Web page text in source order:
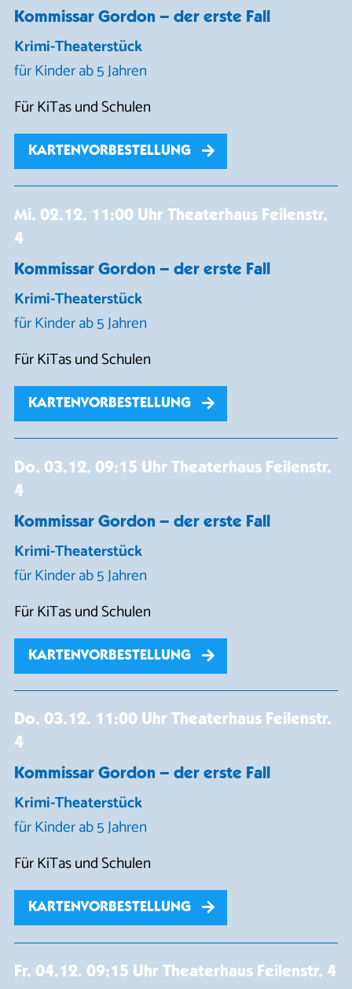
Kommissar Gordon – der erste Fall
Krimi-Theaterstück
für Kinder ab 5 Jahren
Für KiTas und Schulen
KARTENVORBESTELLUNG
Mi. 02.12. 11:00 UhrTheaterhaus Feilenstr.
4
Kommissar Gordon – der erste Fall
Krimi-Theaterstück
für Kinder ab 5 Jahren
Für KiTas und Schulen
KARTENVORBESTELLUNG
Do. 03.12. 09:15 UhrTheaterhaus Feilenstr.
4
Kommissar Gordon – der erste Fall
Krimi-Theaterstück
für Kinder ab 5 Jahren
Für KiTas und Schulen
KARTENVORBESTELLUNG
Do. 03.12. 11:00 UhrTheaterhaus Feilenstr.
4
Kommissar Gordon – der erste Fall
Krimi-Theaterstück
für Kinder ab 5 Jahren
Für KiTas und Schulen
KARTENVORBESTELLUNG
Fr. 04.12. 09:15 UhrTheaterhaus Feilenstr. 4